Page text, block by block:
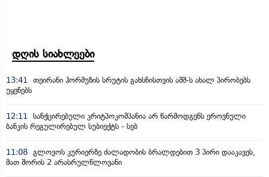
დღის სიახლეები
13:41
თეირანი ჰორმუზის სრუტის გახსნისთვის აშშ-ს ახალ პირობებს
უყენებს
12:11
სანქცირებული კრიტპოკომპანია არ წარმოდგენს ეროვნული
ბანკის რეგულირებულ სუბიექტს - სებ
11:08 გლოვოს კურიერზე ძალადობის ბრალდებით 3 პირი დააკავეს,
მათ შორის 2 არასრულწლოვანი